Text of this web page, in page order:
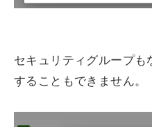
セキュリティグループ
することもできません。